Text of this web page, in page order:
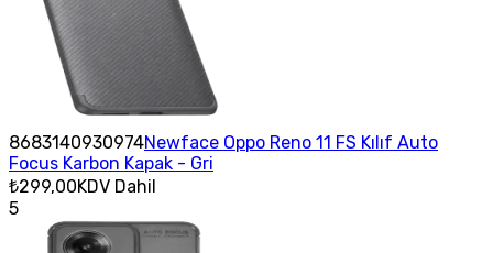
8683140930974Newface Oppo Reno 11 FS Kılıf Auto
Focus Karbon Kapak - Gri
₺299,00KDV Dahil
5